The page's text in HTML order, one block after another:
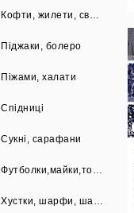
Піджаки, болеро
Піжами, халати
Спідниці
Сукні, сарафани